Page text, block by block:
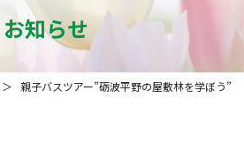
お知らせ
＞ 親子バスツアー”砺波平野の屋敷林を学ぼう”